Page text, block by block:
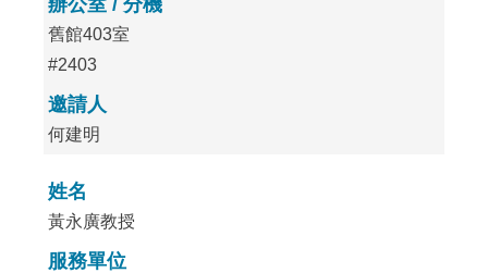
辦公室 / 分機
舊館403室
#2403
邀請人
何建明
姓名
黃永廣教授
服務單位